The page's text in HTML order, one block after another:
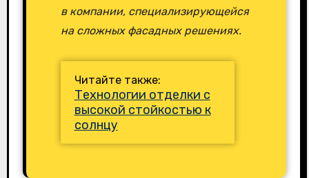
в компании, специализирующейся
на сложных фасадных решениях.
Читайте также:
Технологии отделки с
высокой стойкостью к
солнцу